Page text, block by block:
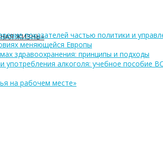
ЖИЗНЬ»
показателей частью политики и
меняющейся Европы
здравоохранения: принципы и подходы
употребления алкоголя: учебное пособие
на рабочем месте»